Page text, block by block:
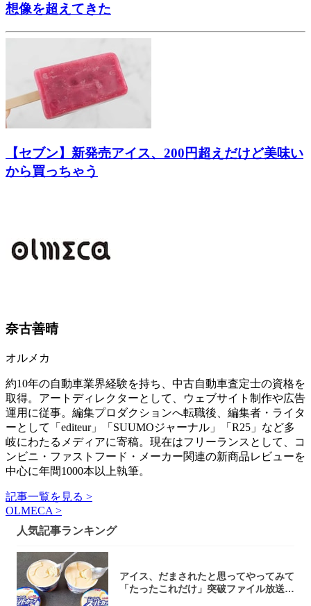
想像を超えてきた
【セブン】新発売アイス、200円超えだけど美味い
から買っちゃう
奈古善晴
オルメカ
約10年の自動車業界経験を持ち、中古自動車査定士の資格を
取得。アートディレクターとして、ウェブサイト制作や広告
運用に従事。編集プロダクションへ転職後、編集者・ライタ
ーとして「editeur」「SUUMOジャーナル」「R25」など多
岐にわたるメディアに寄稿。現在はフリーランスとして、コ
ンビニ・ファストフード・メーカー関連の新商品レビューを
中心に年間1000本以上執筆。
記事一覧を見る >
OLMECA >
人気記事ランキング
アイス、だまされたと思ってやってみて
「たったこれだけ」突破ファイル放送で